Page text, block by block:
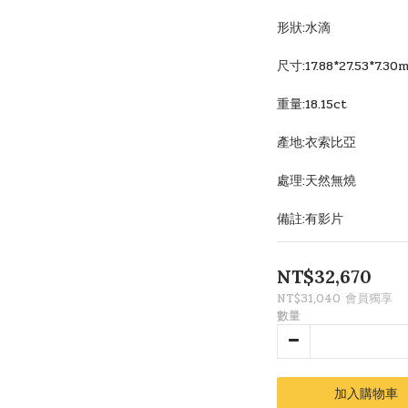
形狀:水滴
尺寸
重量:18.15ct
產地:衣索比亞
處理:天然無燒
備註:有影片
NT$32,670
NT$31,040 會員獨享
數量
加入購物車